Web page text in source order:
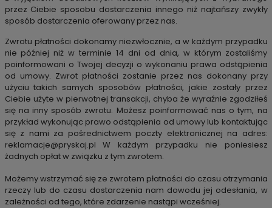
przez Ciebie sposobu dostarczenia innego niż najtańszy zwykły
sposób dostarczenia oferowany przez nas.
Zwrotu płatności dokonamy niezwłocznie, a w każdym przypadku
nie później niż w terminie 14 dni od dnia, w którym zostaliśmy
poinformowani o Twojej decyzji o wykonaniu prawa odstąpienia
od umowy. Zwrot płatności zostanie przez nas dokonany przy
użyciu takich samych sposobów płatności, jakie zostały przez
Ciebie użyte w pierwotnej transakcji, chyba że wyraźnie zgodziłeś
się na inny sposób zwrotu. Możesz poinformować nas o tym, na
przykład wykonując prawo odstąpienia od umowy lub kontaktując
się z nami za pośrednictwem poczty elektronicznej na adres:
reklamacje@pryskaj.pl W każdym przypadku nie poniesiesz
żadnych opłat w związku z tym zwrotem.
Możemy wstrzymać się ze zwrotem płatności do czasu otrzymania
rzeczy lub do czasu dostarczenia nam dowodu jej odesłania, w
zależności od tego, które zdarzenie nastąpi wcześniej.